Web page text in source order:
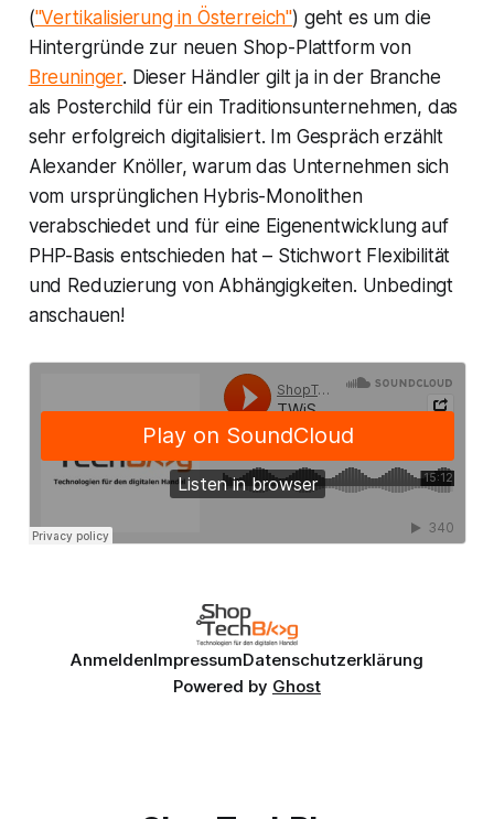
("Vertikalisierung in Österreich") geht es um die
Hintergründe zur neuen Shop-Plattform von
Breuninger. Dieser Händler gilt ja in der Branche
als Posterchild für ein Traditionsunternehmen, das
sehr erfolgreich digitalisiert. Im Gespräch erzählt
Alexander Knöller, warum das Unternehmen sich
vom ursprünglichen Hybris-Monolithen
verabschiedet und für eine Eigenentwicklung auf
PHP-Basis entschieden hat – Stichwort Flexibilität
und Reduzierung von Abhängigkeiten. Unbedingt
anschauen!
AnmeldenImpressumDatenschutzerklärung
Powered by Ghost